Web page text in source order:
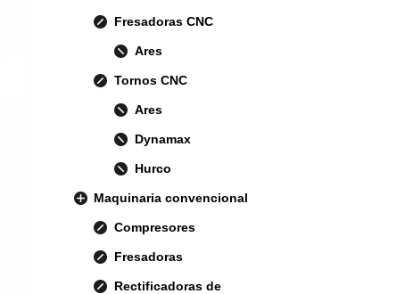
Fresadoras CNC
Ares
Tornos CNC
Ares
Dynamax
Hurco
Maquinaria convencional
Compresores
Fresadoras
Rectificadoras de